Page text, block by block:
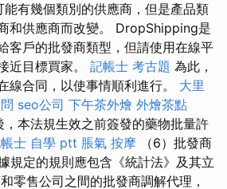
能有幾個類別的供應商，但是產品類
和供應商而改變。 DropShipping是
客戶的批發商類型，但請使用在線平
近目標買家。 記帳士 考古題 為此，
線合同，以使事情順利進行。 大里
seo公司 下午茶外燴 外燴茶點
，本法規生效之前簽發的藥物批量許
士 自學 ptt 脹氣 按摩 （6）批發商
規定的規則應包含《統計法》及其立
零售公司之間的批發商調解代理，